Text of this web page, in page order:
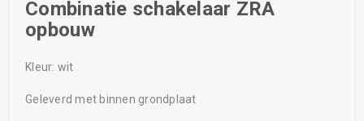
Combinatie schakelaar ZRA
opbouw
Kleur: wit
Geleverd met binnen grondplaat